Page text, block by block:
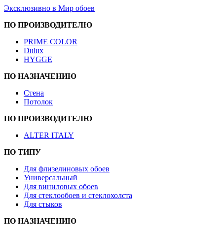
Эксклюзивно в Мир обоев
ПО ПРОИЗВОДИТЕЛЮ
PRIME COLOR
Dulux
HYGGE
ПО НАЗНАЧЕНИЮ
Стена
Потолок
ПО ПРОИЗВОДИТЕЛЮ
ALTER ITALY
ПО ТИПУ
Для флизелиновых обоев
Универсальный
Для виниловых обоев
Для стеклообоев и стеклохолста
Для стыков
ПО НАЗНАЧЕНИЮ